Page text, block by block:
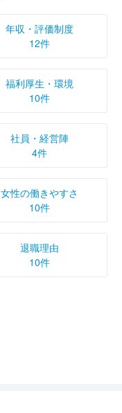
年収・評価制度
12件
福利厚生・環境
10件
社員・経営陣
4件
女性の働きやすさ
10件
退職理由
10件